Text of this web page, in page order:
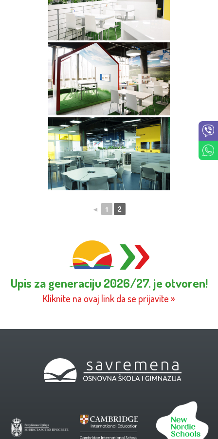
◄ 1 2
Upis za generaciju 2026/27. je otvoren!
Kliknite na ovaj link da se prijavite »